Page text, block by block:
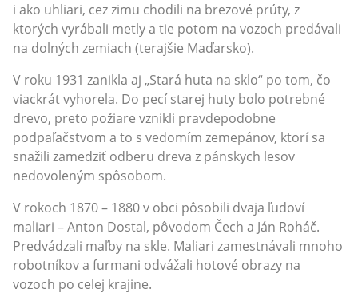
i ako uhliari, cez zimu chodili na brezové prúty, z
ktorých vyrábali metly a tie potom na vozoch predávali
na dolných zemiach (terajšie Maďarsko).
V roku 1931 zanikla aj „Stará huta na sklo“ po tom, čo
viackrát vyhorela. Do pecí starej huty bolo potrebné
drevo, preto požiare vznikli pravdepodobne
podpaľačstvom a to s vedomím zemepánov, ktorí sa
snažili zamedziť odberu dreva z pánskych lesov
nedovoleným spôsobom.
V rokoch 1870 – 1880 v obci pôsobili dvaja ľudoví
maliari – Anton Dostal, pôvodom Čech a Ján Roháč.
Predvádzali maľby na skle. Maliari zamestnávali mnoho
robotníkov a furmani odvážali hotové obrazy na
vozoch po celej krajine.